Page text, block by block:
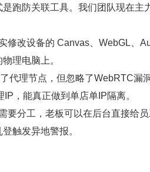
防关联工具。我们团队现在主
修改设备的 Canvas、WebGL、
理电脑上。
代理节点，但忽略了WebRTC漏
，能真正做到单店单IP隔离。
要分工，老板可以在后台直接给
触发异地警报。